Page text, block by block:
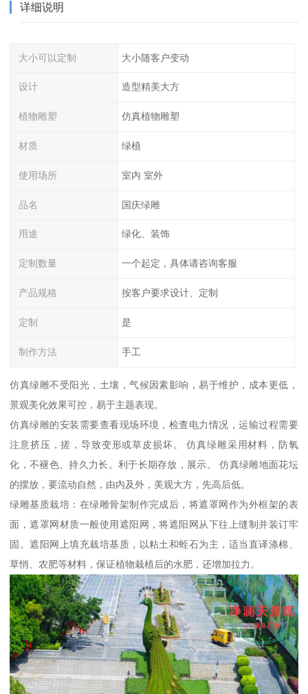
详细说明
大小可以定制 大小随客户变动
设计 造型精美大方
植物雕塑 仿真植物雕塑
材质 绿植
使用场所 室内 室外
品名 国庆绿雕
用途 绿化、装饰
定制数量 一个起定，具体请咨询客服
产品规格 按客户要求设计、定制
定制 是
制作方法 手工
仿真绿雕不受阳光，土壤，气候因素影响，易于维护，成本更低，
景观美化效果可控，易于主题表现。
仿真绿雕的安装需要查看现场环境，检查电力情况，运输过程需要
注意挤压，搓，导致变形或草皮损坏。 仿真绿雕采用材料，防氧
化，不褪色、持久力长。利于长期存放，展示。 仿真绿雕地面花坛
的摆放，要流动自然，由内及外，美观大方，先高后低。
绿雕基质栽培：在绿雕骨架制作完成后，将遮罩网作为外框架的表
面，遮罩网材质一般使用遮阳网，将遮阳网从下往上缝制并装订牢
固。遮阳网上填充栽培基质，以粘土和蛭石为主，适当直译涤棉、
草悄、农肥等材料，保证植物栽植后的水肥，还增加拉力。